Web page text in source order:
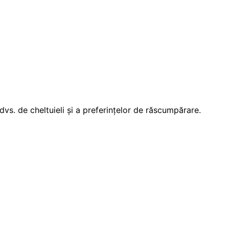
de cheltuieli și a preferințelor de răscumpărare.